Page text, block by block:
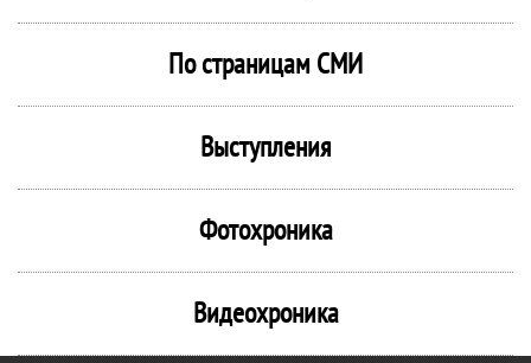
По страницам СМИ
Выступления
Фотохроника
Видеохроника